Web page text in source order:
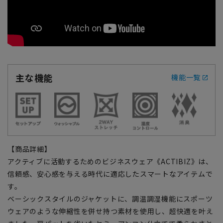
主な機能 機能一覧
【商品詳細】
アクティブに活動するためのビジネスウェア《ACTIBIZ》は、
信頼感、安心感を与える時代に適応したスマートなアイテムで
す。
ベーシックスタイルのジャケットに、調温調湿機能にスポーツ
ウェアのような伸縮性を併せ持つ素材を使用し、超快適を叶え